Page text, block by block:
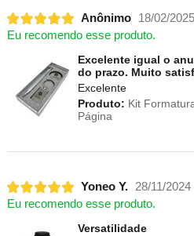
Anônimo
18/02/2025
Eu recomendo esse produto.
Excelente igual o
do prazo. Muito
Excelente
Produto: Kit
Página
Yoneo Y. 28/11/2024
Eu recomendo esse produto.
Versatilidade